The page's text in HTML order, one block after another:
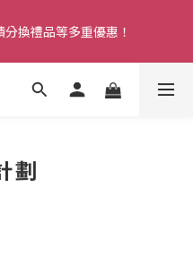
換禮品等多重優惠！
貨服務。注冊新會員，即享全
劃